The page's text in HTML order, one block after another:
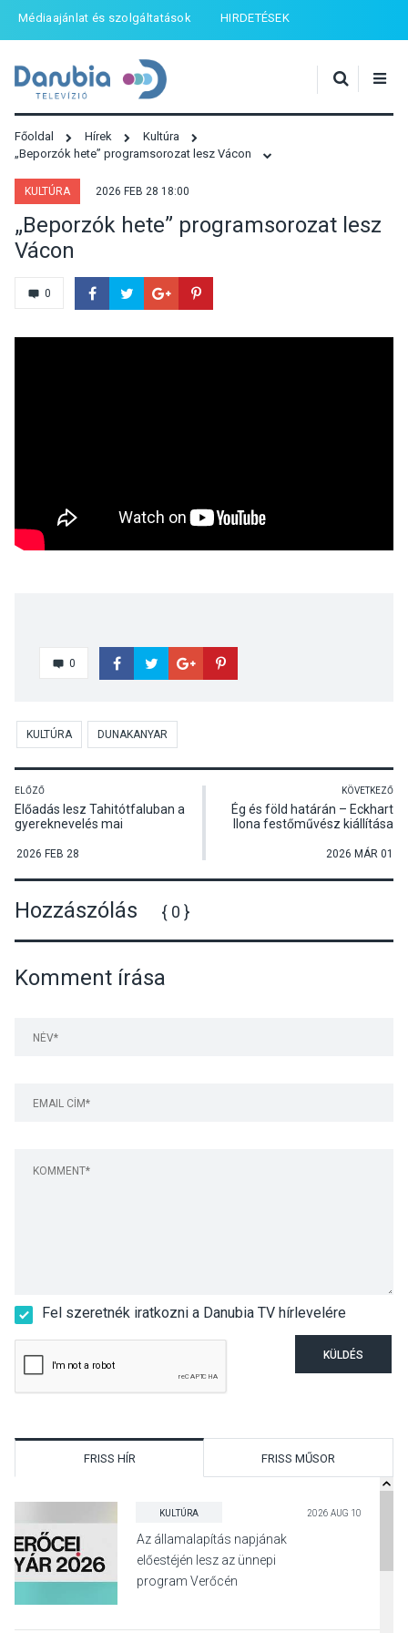
Médiaajánlat és szolgáltatások HIRDETÉSEK
Főoldal Hírek
Kultúra
„Beporzók hete” programsorozat lesz Vácon
KULTÚRA 2026 FEB 28 18:00
„Beporzók hete” programsorozat lesz
Vácon
0
0
KULTÚRA DUNAKANYAR
ELŐZŐ
Előadás lesz Tahitótfaluban a
gyereknevelés mai
2026 FEB 28
KÖVETKEZŐ
Ég és föld határán – Eckhart
Ilona festőművész kiállítása
2026 MÁR 01
Hozzászólás { 0 }
Komment írása
Fel szeretnék iratkozni a Danubia TV hírlevelére
KÜLDÉS
FRISS HÍR FRISS MŰSOR
KULTÚRA 2026 AUG 10
Az államalapítás napjának
előestéjén lesz az ünnepi
program Verőcén